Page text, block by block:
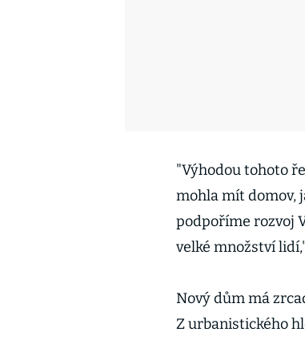
"Výhodou tohoto
mohla mít domov,
podpoříme rozvoj
velké množství
Nový dům má
Z urbanistického